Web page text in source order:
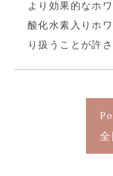
より効果的なホ
酸化水素入りホ
り扱うことが許
全